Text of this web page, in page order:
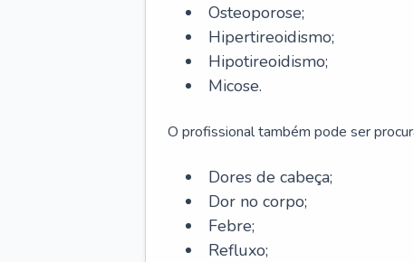
Osteoporose;
Hipertireoidismo;
Hipotireoidismo;
Micose.
O profissional também pode ser
Dores de cabeça;
Dor no corpo;
Febre;
Refluxo;